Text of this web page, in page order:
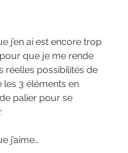
j’en ai est encore trop
que je me rende
réelles possibilités de
les 3 éléments en
palier pour se
j’aime…